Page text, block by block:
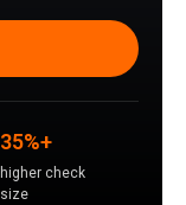
35%+
higher check
size